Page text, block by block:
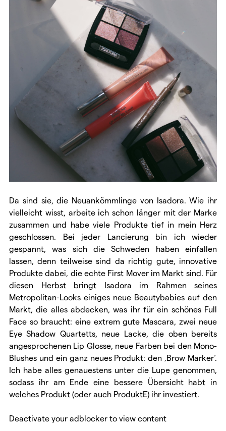
Da sind sie, die Neuankömmlinge von Isadora. Wie ihr
vielleicht wisst, arbeite ich schon länger mit der Marke
zusammen und habe viele Produkte tief in mein Herz
geschlossen. Bei jeder Lancierung bin ich wieder
gespannt, was sich die Schweden haben einfallen
lassen, denn teilweise sind da richtig gute, innovative
Produkte dabei, die echte First Mover im Markt sind. Für
diesen Herbst bringt Isadora im Rahmen seines
Metropolitan-Looks einiges neue Beautybabies auf den
Markt, die alles abdecken, was ihr für ein schönes Full
Face so braucht: eine extrem gute Mascara, zwei neue
Eye Shadow Quartetts, neue Lacke, die oben bereits
angesprochenen Lip Glosse, neue Farben bei den Mono-
Blushes und ein ganz neues Produkt: den ‚Brow Marker‘.
Ich habe alles genauestens unter die Lupe genommen,
sodass ihr am Ende eine bessere Übersicht habt in
welches Produkt (oder auch ProduktE) ihr investiert.
Deactivate your adblocker to view content